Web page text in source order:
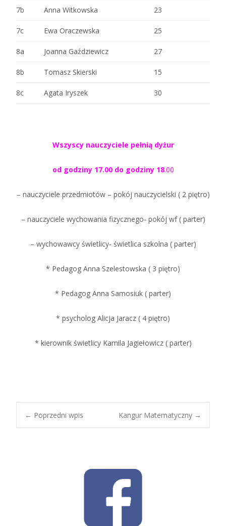
7b Anna Witkowska 23
7c Ewa Oraczewska 25
8a Joanna Gaździewicz 27
8b Tomasz Skierski 15
8c Agata Iryszek 30
Wszyscy nauczyciele pełnią dyżur
od godziny 17.00 do godziny 18.00
– nauczyciele przedmiotów – pokój nauczycielski ( 2 piętro)
– nauczyciele wychowania fizycznego- pokój wf ( parter)
– wychowawcy świetlicy- świetlica szkolna ( parter)
* Pedagog Anna Szelestowska ( 3 piętro)
* Pedagog Anna Samosiuk ( parter)
* psycholog Alicja Jaracz ( 4 piętro)
* kierownik świetlicy Kamila Jagiełowicz ( parter)
Post
← Poprzedni wpis Kangur Matematyczny →